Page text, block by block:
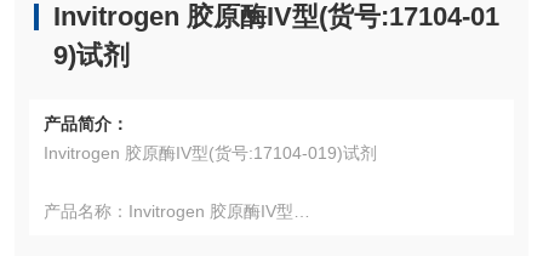
Invitrogen 胶原酶IV型(货号:17104-01
9)试剂
产品简介：
Invitrogen 胶原酶IV型(货号:17104-019)试剂
产品名称：Invitrogen 胶原酶IV型